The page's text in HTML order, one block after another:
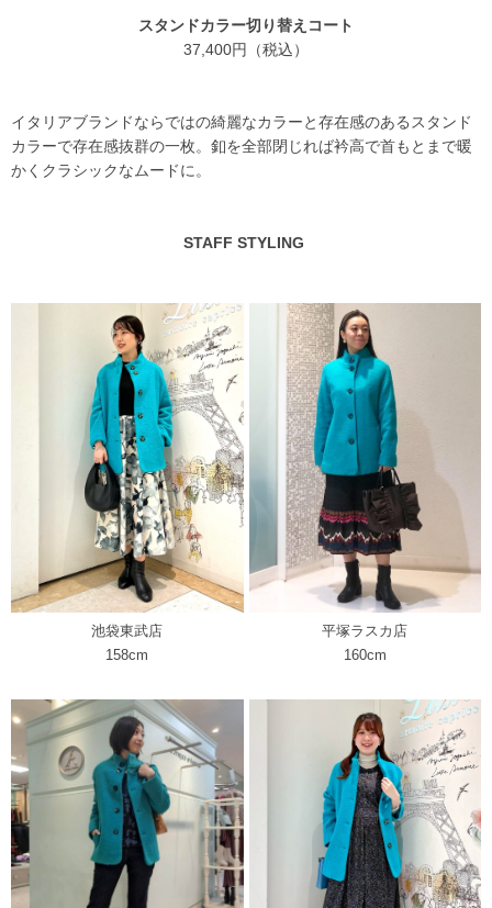
スタンドカラー切り替えコート
37,400円（税込）
イタリアブランドならではの綺麗なカラーと存在感のあるスタンド
カラーで存在感抜群の一枚。釦を全部閉じれば衿高で首もとまで暖
かくクラシックなムードに。
STAFF STYLING
池袋東武店
158cm
平塚ラスカ店
160cm